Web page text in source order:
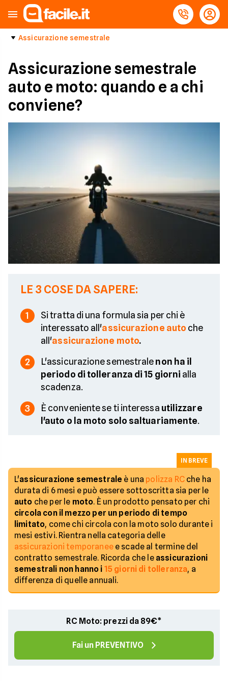
Assicurazione semestrale
Assicurazione semestrale
auto e moto: quando e a chi
conviene?
LE 3 COSE DA SAPERE:
1
Si tratta di una formula sia per chi è
interessato all'assicurazione auto che
all'assicurazione moto.
2 L'assicurazione semestralenon ha il
periodo di tolleranza di 15 giorni alla
scadenza.
3 È conveniente se ti interessa utilizzare
l'auto o la moto solo saltuariamente.
L'assicurazione semestrale è una polizza RCche ha
durata di 6 mesi e può essere sottoscritta sia per le
auto che per le moto. È un prodotto pensato per chi
circola con il mezzo per un periodo di tempo
limitato, come chi circola con la moto solo durante i
mesi estivi. Rientra nella categoria delle
assicurazioni temporaneee scade al termine del
contratto semestrale. Ricorda che le assicurazioni
semestrali non hanno i 15 giorni di tolleranza, a
differenza di quelle annuali.
IN BREVE
RC Moto: prezzi da 89€*
Fai un PREVENTIVO